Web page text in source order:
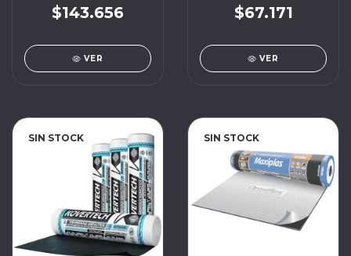
$143.656
VER
$67.171
VER
SIN STOCK SIN STOCK